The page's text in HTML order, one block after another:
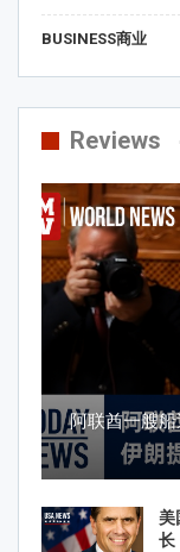
BUSINESS商业
Reviews
阿联酋一艘
美
长